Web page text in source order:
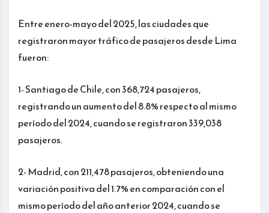
Entre enero-mayo del 2025, las ciudades que
registraron mayor tráfico de pasajeros desde Lima
fueron:
1- Santiago de Chile, con 368,724 pasajeros,
registrando un aumento del 8.8% respecto al mismo
período del 2024, cuando se registraron 339,038
pasajeros.
2- Madrid, con 211,478 pasajeros, obteniendo una
variación positiva del 1.7% en comparación con el
mismo período del año anterior 2024, cuando se